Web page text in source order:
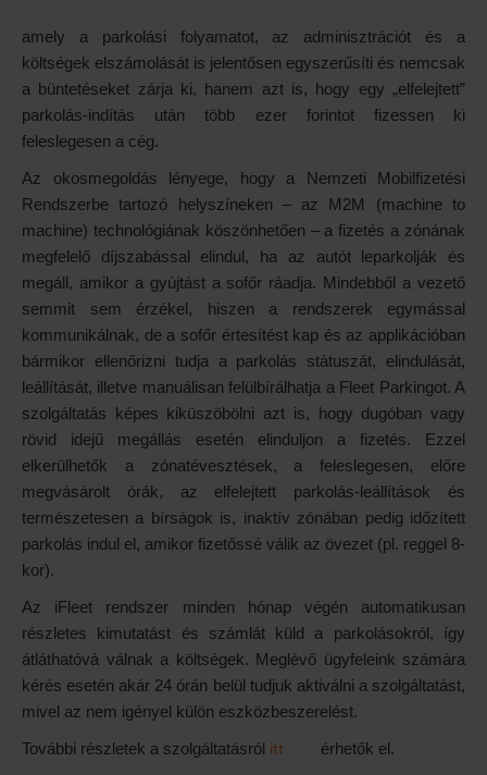
amely a parkolási folyamatot, az adminisztrációt és a
költségek elszámolását is jelentősen egyszerűsíti és nemcsak
a büntetéseket zárja ki, hanem azt is, hogy egy „elfelejtett”
parkolás-indítás után több ezer forintot fizessen ki
feleslegesen a cég.
Az okosmegoldás lényege, hogy a Nemzeti Mobilfizetési
Rendszerbe tartozó helyszíneken – az M2M (machine to
machine) technológiának köszönhetően – a fizetés a zónának
megfelelő díjszabással elindul, ha az autót leparkolják és
megáll, amikor a gyújtást a sofőr ráadja. Mindebből a vezető
semmit sem érzékel, hiszen a rendszerek egymással
kommunikálnak, de a sofőr értesítést kap és az applikációban
bármikor ellenőrizni tudja a parkolás státuszát, elindulását,
leállítását, illetve manuálisan felülbírálhatja a Fleet Parkingot. A
szolgáltatás képes kiküszöbölni azt is, hogy dugóban vagy
rövid idejű megállás esetén elinduljon a fizetés. Ezzel
elkerülhetők a zónatévesztések, a feleslegesen, előre
megvásárolt órák, az elfelejtett parkolás-leállítások és
természetesen a bírságok is, inaktív zónában pedig időzített
parkolás indul el, amikor fizetőssé válik az övezet (pl. reggel 8-
kor).
Az iFleet rendszer minden hónap végén automatikusan
részletes kimutatást és számlát küld a parkolásokról, így
átláthatóvá válnak a költségek. Meglévő ügyfeleink számára
kérés esetén akár 24 órán belül tudjuk aktiválni a szolgáltatást,
mivel az nem igényel külön eszközbeszerelést.
További részletek a szolgáltatásról itt érhetők el.